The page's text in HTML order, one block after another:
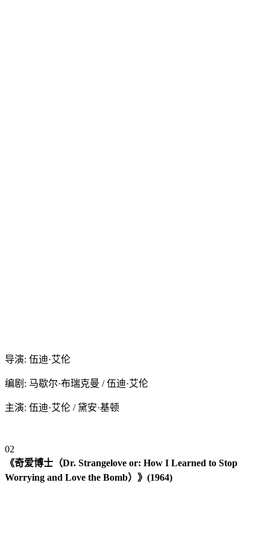
导演: 伍迪·艾伦
编剧: 马歇尔·布瑞克曼 / 伍迪·艾伦
主演: 伍迪·艾伦 / 黛安·基顿
02
《奇爱博士（Dr. Strangelove or: How I Learned to Stop
Worrying and Love the Bomb）》(1964)